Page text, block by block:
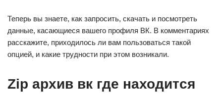
Теперь вы знаете, как запросить, скачать и посмотреть
данные, касающиеся вашего профиля ВК. В комментариях
расскажите, приходилось ли вам пользоваться такой
опцией, и какие трудности при этом возникали.
Zip архив вк где находится